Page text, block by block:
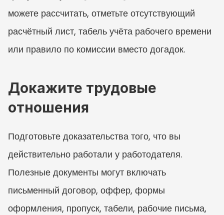
можете рассчитать, отметьте отсутствующий
расчётный лист, табель учёта рабочего времени
или правило по комиссии вместо догадок.
Докажите трудовые
отношения
Подготовьте доказательства того, что вы
действительно работали у работодателя.
Полезные документы могут включать
письменный договор, оффер, формы
оформления, пропуск, табели, рабочие письма,